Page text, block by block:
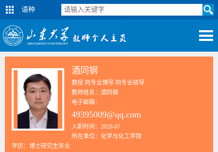
语种
酒同钢
教授 同专业博导 同专业硕导
教师姓名：酒同钢
电子邮箱：
49395009@qq.com
入职时间：2020-07
所在单位：化学与化工学院
学历：博士研究生毕业